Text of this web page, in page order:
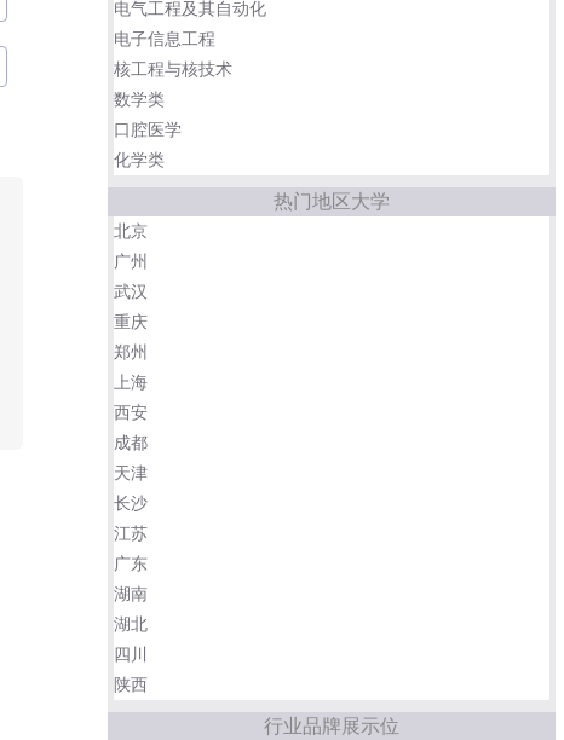
广州美术学院
山东工艺美术学院
电气工程及其自动化
电子信息工程
核工程与核技术
数学类
口腔医学
化学类
热门地区大学
北京
广州
武汉
重庆
郑州
上海
西安
成都
天津
长沙
江苏
广东
湖南
湖北
四川
陕西
行业品牌展示位